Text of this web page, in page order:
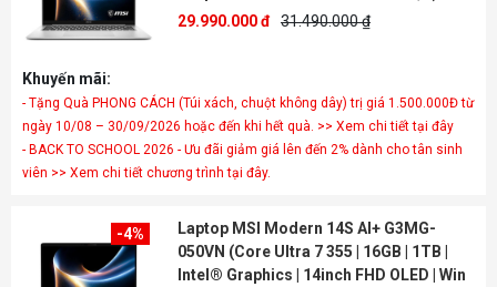
29.990.000 đ 31.490.000 ₫
Khuyến mãi:
- Tặng Quà PHONG CÁCH (Túi xách, chuột không dây) trị giá 1.500.000Đ từ
ngày 10/08 – 30/09/2026 hoặc đến khi hết quà. >> Xem chi tiết tại đây
- BACK TO SCHOOL 2026 - Ưu đãi giảm giá lên đến 2% dành cho tân sinh
viên >> Xem chi tiết chương trình tại đây.
-4%
Laptop MSI Modern 14S AI+ G3MG-
050VN (Core Ultra 7 355 | 16GB | 1TB |
Intel® Graphics | 14inch FHD OLED | Win